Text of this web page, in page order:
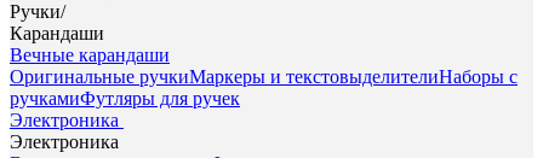
Ручки/
Карандаши
Вечные карандаши
Оригинальные ручкиМаркеры и текстовыделителиНаборы с
ручкамиФутляры для ручек
Электроника
Электроника